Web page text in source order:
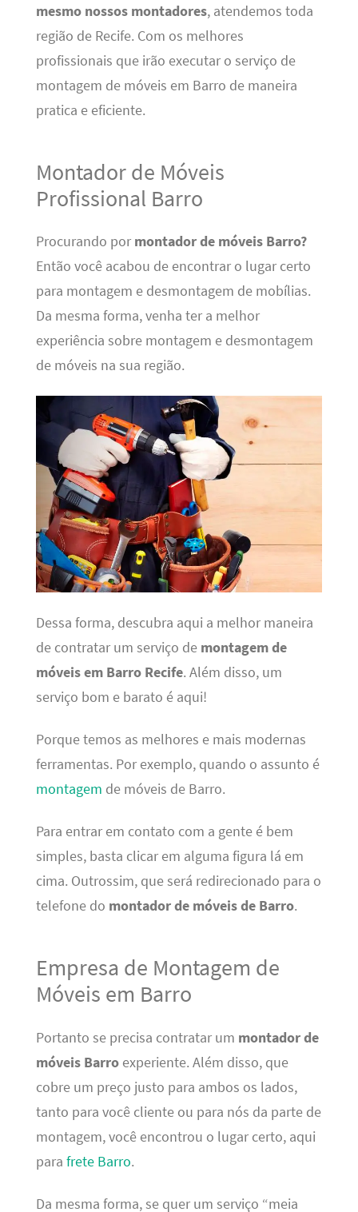
mesmo nossos montadores, atendemos toda
região de Recife. Com os melhores
profissionais que irão executar o serviço de
montagem de móveis em Barro de maneira
pratica e eficiente.
Montador de Móveis
Profissional Barro
Procurando pormontador de móveis Barro?
Então você acabou de encontrar o lugar certo
para montagem e desmontagem de mobílias.
Da mesma forma, venha ter a melhor
experiência sobre montagem e desmontagem
de móveis na sua região.
Dessa forma, descubra aqui a melhor maneira
de contratar um serviço de montagem de
móveis em Barro Recife. Além disso, um
serviço bom e barato é aqui!
Porque temos as melhores e mais modernas
ferramentas. Por exemplo, quando o assunto é
montagem de móveis de Barro.
Para entrar em contato com a gente é bem
simples, basta clicar em alguma figura lá em
cima. Outrossim, que será redirecionado para o
telefone do montador de móveis de Barro.
Empresa de Montagem de
Móveis em Barro
Portanto se precisa contratar um montador de
móveis Barroexperiente. Além disso, que
cobre um preço justo para ambos os lados,
tanto para você cliente ou para nós da parte de
montagem, você encontrou o lugar certo, aqui
para frete Barro.
Da mesma forma, se quer um serviço “meia